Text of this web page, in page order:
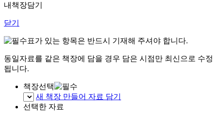
내책장담기
닫기
표가 있는 항목은 반드시 기재해 주셔야 합니다.
동일자료를 같은 책장에 담을 경우 담은 시점만 최신으로 수정
됩니다.
책장선택
새 책장 만들어 자료 담기
선택한 자료